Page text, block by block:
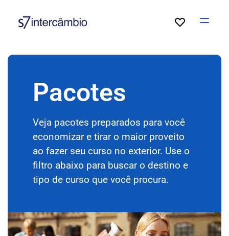
Open
Pacotes
Veja pacotes preparados para você
economizar e tirar o maior proveito
ao fazer seu curso no exterior. Use o
filtro abaixo para buscar o destino e
tipo de curso que você procura.